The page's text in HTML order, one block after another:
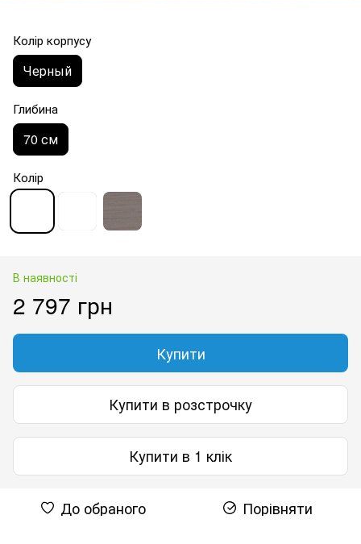
Колір корпусу
Черный
Глибина
70 см
Колір
В наявності
2 797 грн
Купити
Купити в розстрочку
Купити в 1 клік
До обраного Порівняти